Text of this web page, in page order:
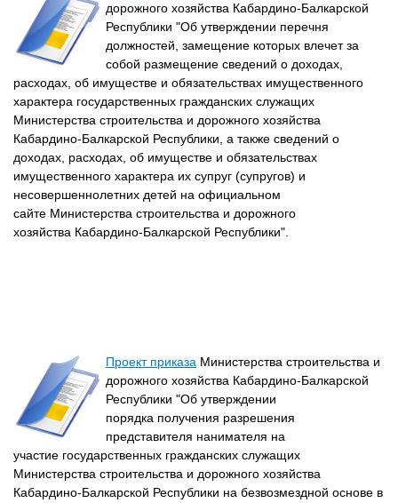
дорожного хозяйства Кабардино-Балкарской
Республики "Об утверждении перечня
должностей, замещение которых влечет за
собой размещение сведений о доходах,
расходах, об имуществе и обязательствах имущественного
характера государственных гражданских служащих
Министерства строительства и дорожного хозяйства
Кабардино-Балкарской Республики, а также сведений о
доходах, расходах, об имуществе и обязательствах
имущественного характера их супруг (супругов) и
несовершеннолетних детей на официальном
сайте Министерства строительства и дорожного
хозяйства Кабардино-Балкарской Республики".
Проект приказа Министерства строительства и
дорожного хозяйства Кабардино-Балкарской
Республики "Об утверждении
порядка получения разрешения
представителя нанимателя на
участие государственных гражданских служащих
Министерства строительства и дорожного хозяйства
Кабардино-Балкарской Республики на безвозмездной основе в